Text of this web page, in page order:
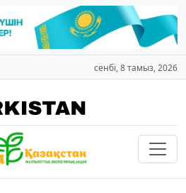
сенбі, 8 тамыз, 2026